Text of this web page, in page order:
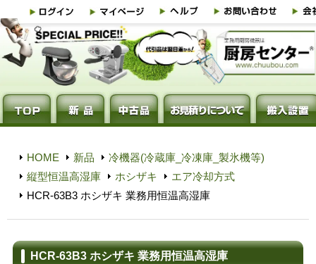
HOME 新品
冷機器(冷蔵庫_冷凍庫_製氷機等)
縦型恒温高湿庫
ホシザキ
エア冷却方式
HCR-63B3 ホシザキ 業務用恒温高湿庫
HCR-63B3 ホシザキ 業務用恒温高湿庫